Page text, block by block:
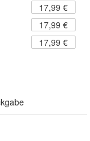
17,99 €
17,99 €
17,99 €